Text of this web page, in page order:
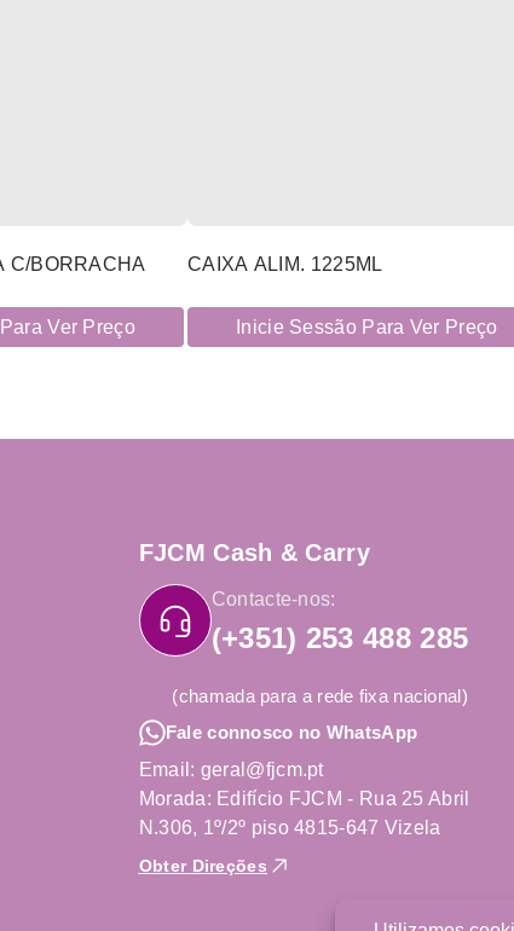
C/BORRACHA
Ver Preço
CAIXA ALIM. 1225ML
Inicie Sessão Para Ver Preço
FJCM Cash & Carry
Contacte-nos:
(+351) 253 488 285
(chamada para a rede fixa nacional)
Fale connosco no WhatsApp
Email: geral@fjcm.pt
Morada: Edifício FJCM - Rua 25 Abril
N.306, 1º/2º piso 4815-647 Vizela
Obter Direções